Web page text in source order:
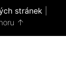
stránek
↑